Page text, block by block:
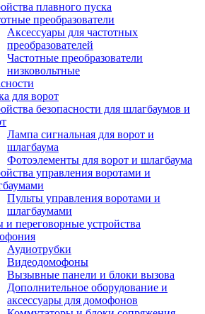
плавного пуска
преобразователи
Аксессуары для частотных
преобразователей
Частотные преобразователи
низковольтные
для ворот
безопасности для шлагбаумов и
Лампа сигнальная для ворот и
шлагбаума
Фотоэлементы для ворот и шлагбаума
управления воротами и
Пульты управления воротами и
шлагбаумами
переговорные устройства
Аудиотрубки
Видеодомофоны
Вызывные панели и блоки вызова
Дополнительное оборудование и
аксессуары для домофонов